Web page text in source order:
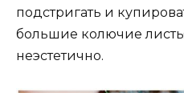
подстригать и
большие колючие
неэстетично.